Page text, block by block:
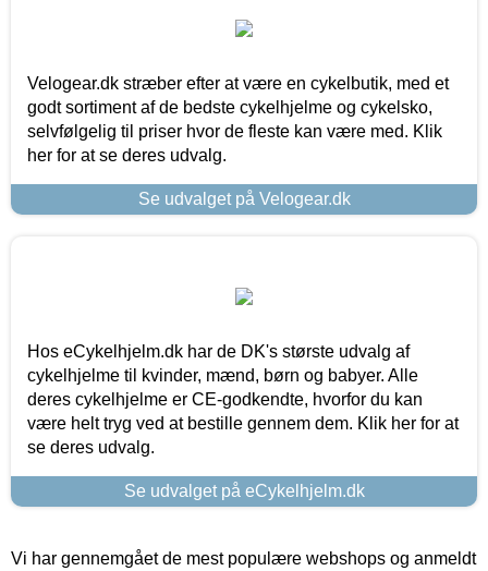
Velogear.dk stræber efter at være en cykelbutik, med et
godt sortiment af de bedste cykelhjelme og cykelsko,
selvfølgelig til priser hvor de fleste kan være med. Klik
her for at se deres udvalg.
Se udvalget på Velogear.dk
Hos eCykelhjelm.dk har de DK's største udvalg af
cykelhjelme til kvinder, mænd, børn og babyer. Alle
deres cykelhjelme er CE-godkendte, hvorfor du kan
være helt tryg ved at bestille gennem dem. Klik her for at
se deres udvalg.
Se udvalget på eCykelhjelm.dk
Vi har gennemgået de mest populære webshops og anmeldt